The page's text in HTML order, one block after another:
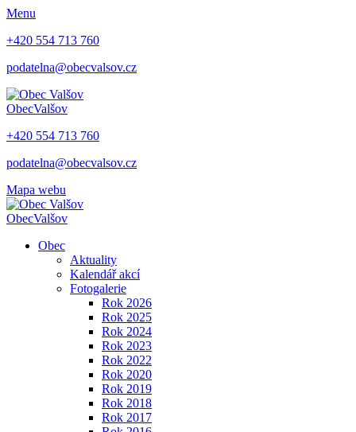
Menu
+420 554 713 760
podatelna@obecvalsov.cz
ObecValšov
+420 554 713 760
podatelna@obecvalsov.cz
Mapa webu
ObecValšov
Obec
Aktuality
Kalendář akcí
Fotogalerie
Rok 2026
Rok 2025
Rok 2024
Rok 2023
Rok 2022
Rok 2020
Rok 2019
Rok 2018
Rok 2017